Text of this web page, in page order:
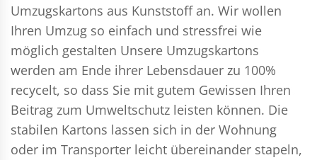
Umzugskartons aus Kunststoff an. Wir wollen
Ihren Umzug so einfach und stressfrei wie
möglich gestalten Unsere Umzugskartons
werden am Ende ihrer Lebensdauer zu 100%
recycelt, so dass Sie mit gutem Gewissen Ihren
Beitrag zum Umweltschutz leisten können. Die
stabilen Kartons lassen sich in der Wohnung
oder im Transporter leicht übereinander stapeln,